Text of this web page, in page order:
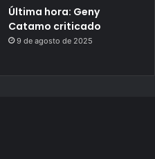
Última hora: Geny
Catamo criticado
9 de agosto de 2025